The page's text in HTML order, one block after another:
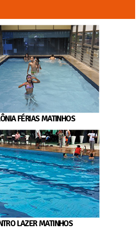
FÉRIAS MATINHOS
LAZER MATINHOS